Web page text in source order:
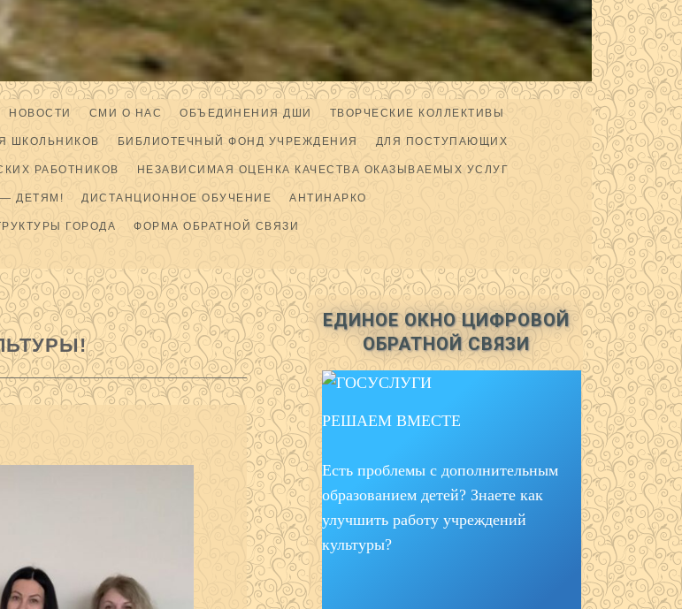
НОВОСТИ СМИ О НАС ОБЪЕДИНЕНИЯ ДШИ ТВОРЧЕСКИЕ КОЛЛЕКТИВЫ
ШКОЛЬНИКОВ БИБЛИОТЕЧНЫЙ ФОНД УЧРЕЖДЕНИЯ ДЛЯ ПОСТУПАЮЩИХ
РАБОТНИКОВ НЕЗАВИСИМАЯ ОЦЕНКА КАЧЕСТВА ОКАЗЫВАЕМЫХ УСЛУГ
ДЕТЯМ! ДИСТАНЦИОННОЕ ОБУЧЕНИЕ АНТИНАРКО
ГОРОДА ФОРМА ОБРАТНОЙ СВЯЗИ
ЕДИНОЕ ОКНО ЦИФРОВОЙ
ОБРАТНОЙ СВЯЗИ
РЕШАЕМ ВМЕСТЕ
Есть проблемы с дополнительным
образованием детей? Знаете как
улучшить работу учреждений
культуры?